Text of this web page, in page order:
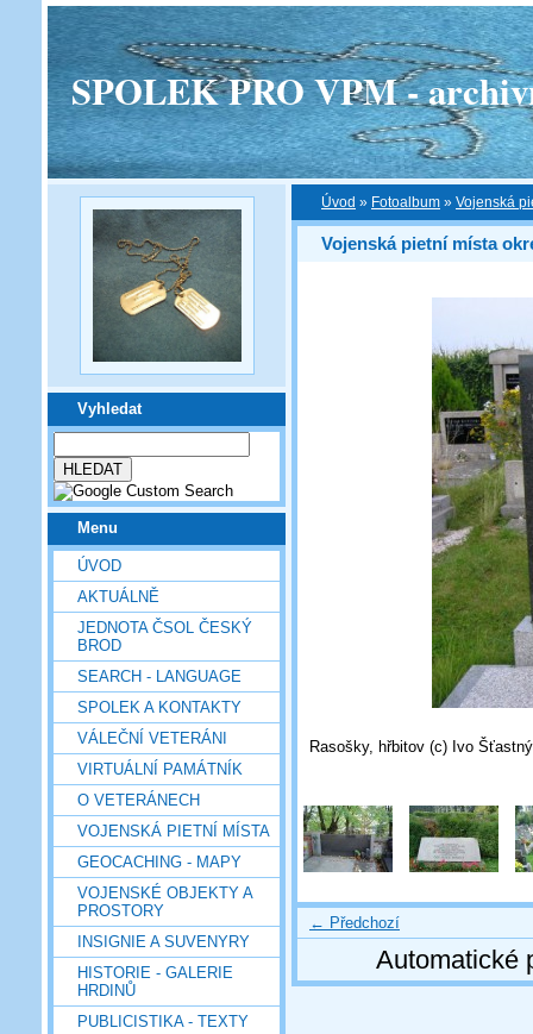
SPOLEK PRO VPM -
Vyhledat
Menu
ÚVOD
AKTUÁLNĚ
JEDNOTA ČSOL ČESKÝ
BROD
SEARCH - LANGUAGE
SPOLEK A KONTAKTY
VÁLEČNÍ VETERÁNI
VIRTUÁLNÍ PAMÁTNÍK
O VETERÁNECH
VOJENSKÁ PIETNÍ MÍSTA
GEOCACHING - MAPY
VOJENSKÉ OBJEKTY A
PROSTORY
INSIGNIE A SUVENYRY
HISTORIE - GALERIE
HRDINŮ
PUBLICISTIKA - TEXTY
Úvod » Fotoalbum » Vojenská
Vojenská pietní místa
Rasošky, hřbitov (c) Ivo
← Předchozí
Automatické